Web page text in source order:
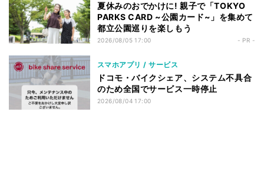
夏休みのおでかけに! 親子で「TOKYO
PARKS CARD ~公園カード~」を集めて
都立公園巡りを楽しもう
2026/08/05 17:00 - PR -
スマホアプリ / サービス
ドコモ・バイクシェア、システム不具合
のため全国でサービス一時停止
2026/08/04 17:00